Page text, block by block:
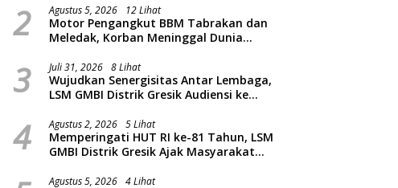
Republik Indonesia
2 Agustus 5, 2026 12 Lihat
Motor Pengangkut BBM Tabrakan dan
Meledak, Korban Meninggal Dunia
3 Juli 31, 2026 8 Lihat
Wujudkan Senergisitas Antar Lembaga,
LSM GMBI Distrik Gresik Audiensi ke
Dilanjutkan Giat Sosial Santunan Anak
Yatim Piatu
4 Agustus 2, 2026 5 Lihat
Memperingati HUT RI ke-81 Tahun, LSM
GMBI Distrik Gresik Ajak Masyarakat
Agustus 5, 2026 4 Lihat